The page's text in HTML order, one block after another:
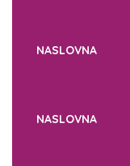
NASLOVNA
NASLOVNA